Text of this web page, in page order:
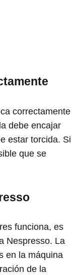
correctamente
debe encajar
estar torcida. Si
que se
funciona, es
Nespresso. La
en la máquina
de la